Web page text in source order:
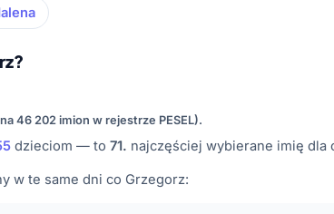
46 202 imion w rejestrze PESEL).
dzieciom — to 71. najczęściej wybierane imię dla
w te same dni co Grzegorz: